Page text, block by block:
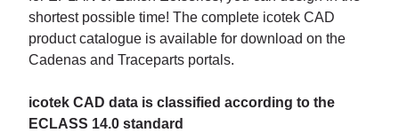
shortest possible time! The complete icotek CAD
product catalogue is available for download on the
Cadenas and Traceparts portals.
icotek CAD data is classified according to the
ECLASS 14.0 standard